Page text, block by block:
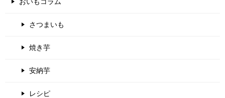
さつまいも
焼き芋
安納芋
レシピ